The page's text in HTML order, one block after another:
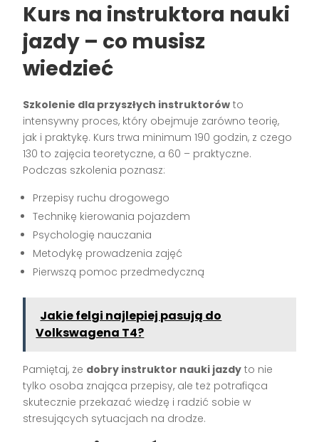
Kurs na instruktora nauki
jazdy – co musisz
wiedzieć
Szkolenie dla przyszłych instruktorów to
intensywny proces, który obejmuje zarówno teorię,
jak i praktykę. Kurs trwa minimum 190 godzin, z czego
130 to zajęcia teoretyczne, a 60 – praktyczne.
Podczas szkolenia poznasz:
Przepisy ruchu drogowego
Technikę kierowania pojazdem
Psychologię nauczania
Metodykę prowadzenia zajęć
Pierwszą pomoc przedmedyczną
Jakie felgi najlepiej pasują do
Volkswagena T4?
Pamiętaj, że dobry instruktor nauki jazdy to nie
tylko osoba znająca przepisy, ale też potrafiąca
skutecznie przekazać wiedzę i radzić sobie w
stresujących sytuacjach na drodze.